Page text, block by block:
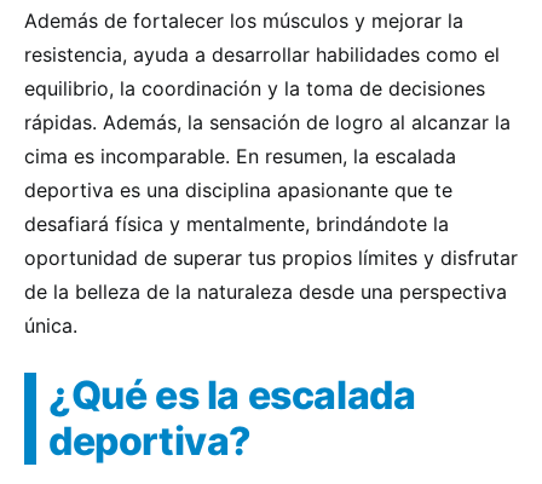
Además de fortalecer los músculos y mejorar la
resistencia, ayuda a desarrollar habilidades como el
equilibrio, la coordinación y la toma de decisiones
rápidas. Además, la sensación de logro al alcanzar la
cima es incomparable. En resumen, la escalada
deportiva es una disciplina apasionante que te
desafiará física y mentalmente, brindándote la
oportunidad de superar tus propios límites y disfrutar
de la belleza de la naturaleza desde una perspectiva
única.
¿Qué es la escalada
deportiva?